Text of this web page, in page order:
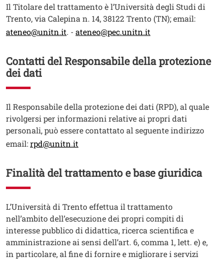
Testo
Il Titolare del trattamento è l’Università degli Studi di
Trento, via Calepina n. 14, 38122 Trento (TN); email:
ateneo@unitn.it. - ateneo@pec.unitn.it
Contatti del Responsabile della protezione
dei dati
Testo
Il Responsabile della protezione dei dati (RPD), al quale
rivolgersi per informazioni relative ai propri dati
personali, può essere contattato al seguente indirizzo
email:rpd@unitn.it
Finalità del trattamento e base giuridica
Testo
L’Università di Trento effettua il trattamento
nell’ambito dell’esecuzione dei propri compiti di
interesse pubblico di didattica, ricerca scientifica e
amministrazione ai sensi dell’art. 6, comma 1, lett. e) e,
in particolare, al fine di fornire e migliorare i servizi